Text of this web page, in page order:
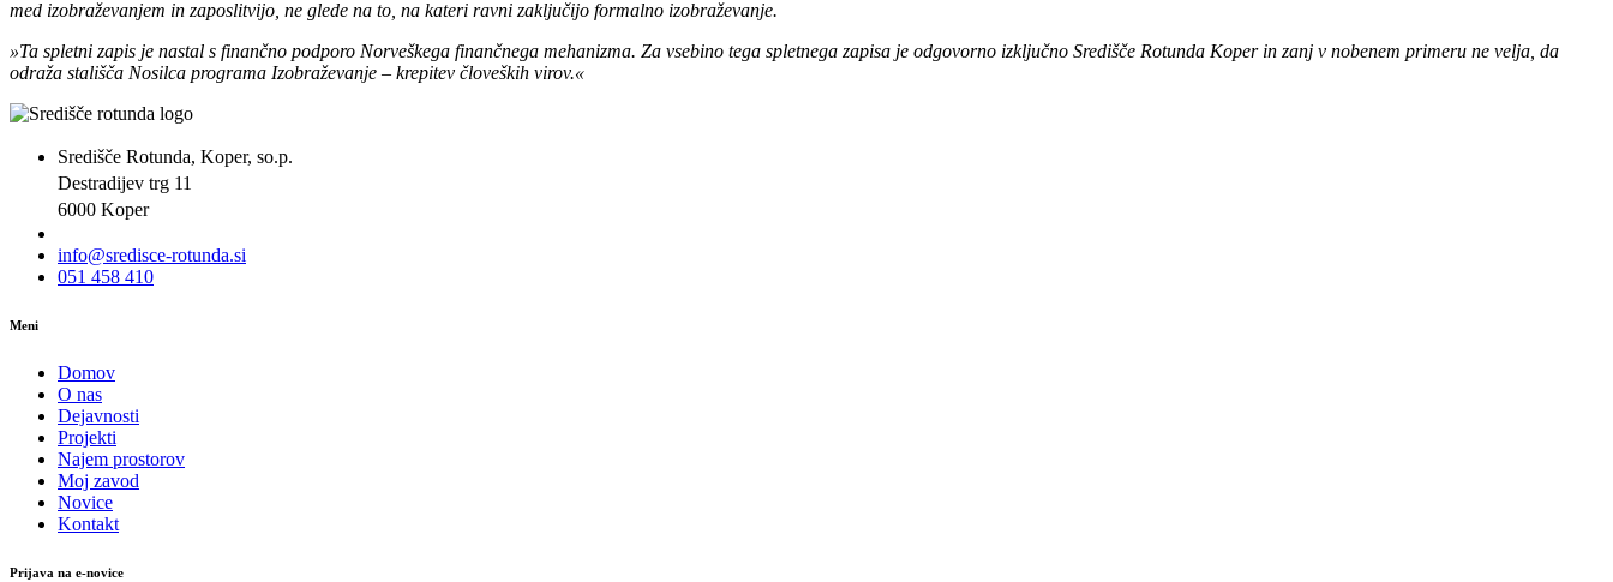
med izobraževanjem in zaposlitvijo, ne glede na to, na kateri ravni zaključijo formalno izobraževanje.
»Ta spletni zapis je nastal s finančno podporo Norveškega finančnega mehanizma. Za vsebino tega spletnega zapisa je odgovorno izključno Središče Rotunda Koper in zanj v nobenem primeru ne velja, da
odraža stališča Nosilca programa Izobraževanje – krepitev človeških virov.«
Središče Rotunda, Koper, so.p.
Destradijev trg 11
6000 Koper
info@sredisce-rotunda.si
051 458 410
Meni
Domov
O nas
Dejavnosti
Projekti
Najem prostorov
Moj zavod
Novice
Kontakt
Prijava na e-novice